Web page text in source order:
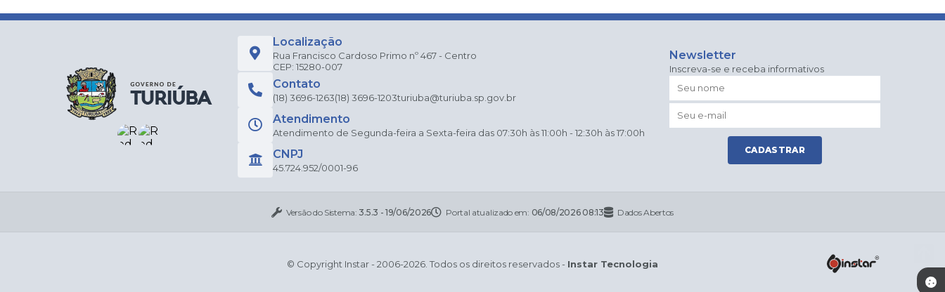
Localização
Rua Francisco Cardoso Primo nº 467 - Centro
CEP: 15280-007
Contato
(18) 3696-1263(18) 3696-1203turiuba@turiuba.sp.gov.br
Atendimento
Atendimento de Segunda-feira a Sexta-feira das 07:30h às 11:00h - 12:30h às 17:00h
CNPJ
45.724.952/0001-96
Newsletter
Inscreva-se e receba informativos
CADASTRAR
Versão do Sistema: 3.5.3 - 19/06/2026 Portal atualizado em: 06/08/2026 08:13 Dados Abertos
© Copyright Instar - 2006-2026. Todos os direitos reservados - Instar Tecnologia